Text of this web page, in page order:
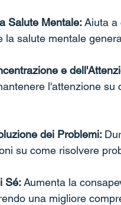
Salute Mentale: Aiuta a
la salute mentale
e
l'attenzione
dei Problemi:
su come risolvere
Sé: Aumenta la
una migliore